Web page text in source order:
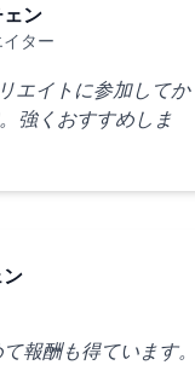
ン
ター
エイトに参加してか
強くおすすめしま
報酬も得ています。